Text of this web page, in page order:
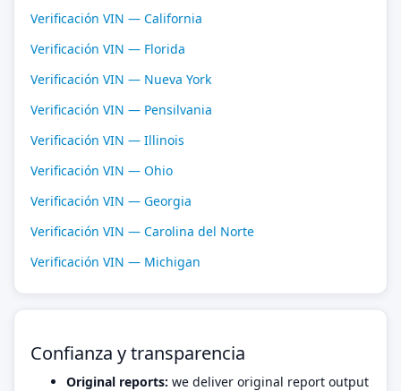
Verificación VIN — California
Verificación VIN — Florida
Verificación VIN — Nueva York
Verificación VIN — Pensilvania
Verificación VIN — Illinois
Verificación VIN — Ohio
Verificación VIN — Georgia
Verificación VIN — Carolina del Norte
Verificación VIN — Michigan
Confianza y transparencia
Original reports: we deliver original report output